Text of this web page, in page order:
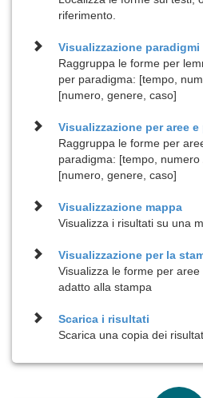
riferimento.
Visualizzazione paradigmi
Raggruppa le forme per
per paradigma: [tempo,
[numero, genere, caso]
Visualizzazione peraree e
Raggruppa le forme per
paradigma: [tempo, numero
[numero, genere, caso]
Visualizzazione mappa
Visualizza i risultati su una
Visualizzazione per la
Visualizza le forme per
adatto alla stampa
Scarica i risultati
Scarica una copia dei